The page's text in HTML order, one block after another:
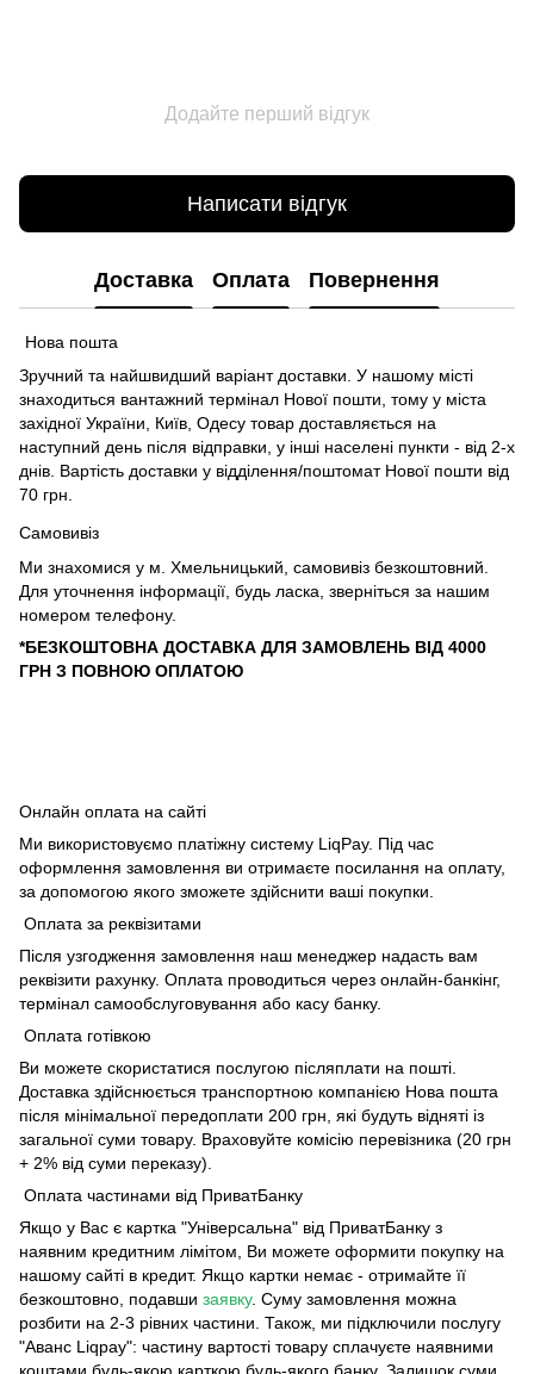
Додайте перший відгук
Написати відгук
Доставка Оплата Повернення
Нова пошта
Зручний та найшвидший варіант доставки. У нашому місті
знаходиться вантажний термінал Нової пошти, тому у міста
західної України, Київ, Одесу товар доставляється на
наступний день після відправки, у інші населені пункти - від 2-х
днів. Вартість доставки у відділення/поштомат Нової пошти від
70 грн.
Самовивіз
Ми знахомися у м. Хмельницький, самовивіз безкоштовний.
Для уточнення інформації, будь ласка, зверніться за нашим
номером телефону.
*БЕЗКОШТОВНА ДОСТАВКА ДЛЯ ЗАМОВЛЕНЬ ВІД 4000
ГРН З ПОВНОЮ ОПЛАТОЮ
Онлайн оплата на сайті
Ми використовуємо платіжну систему LiqPay. Під час
оформлення замовлення ви отримаєте посилання на оплату,
за допомогою якого зможете здійснити ваші покупки.
Оплата за реквізитами
Після узгодження замовлення наш менеджер надасть вам
реквізити рахунку. Оплата проводиться через онлайн-банкінг,
термінал самообслуговування або касу банку.
Оплата готівкою
Ви можете скористатися послугою післяплати на пошті.
Доставка здійснюється транспортною компанією Нова пошта
після мінімальної передоплати 200 грн, які будуть відняті із
загальної суми товару. Враховуйте комісію перевізника (20 грн
+ 2% від суми переказу).
Оплата частинами від ПриватБанку
Якщо у Вас є картка "Універсальна" від ПриватБанку з
наявним кредитним лімітом, Ви можете оформити покупку на
нашому сайті в кредит. Якщо картки немає - отримайте її
безкоштовно, подавши заявку. Суму замовлення можна
розбити на 2-3 рівних частини. Також, ми підключили послугу
"Аванс Liqpay": частину вартості товару сплачуєте наявними
коштами будь-якою карткою будь-якого банку. Залишок суми